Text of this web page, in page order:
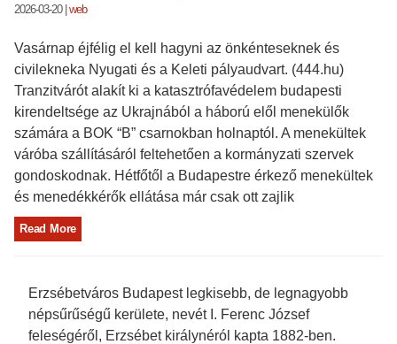
2026-03-20| web
Vasárnap éjfélig el kell hagyni az önkénteseknek és
civilekneka Nyugati és a Keleti pályaudvart. (444.hu)
Tranzitvárót alakít ki a katasztrófavédelem budapesti
kirendeltsége az Ukrajnából a háború elől menekülők
számára a BOK “B” csarnokban holnaptól. A menekültek
váróba szállításáról feltehetően a kormányzati szervek
gondoskodnak. Hétfőtől a Budapestre érkező menekültek
és menedékkérők ellátása már csak ott zajlik
Read More
Erzsébetváros Budapest legkisebb, de legnagyobb
népsűrűségű kerülete, nevét I. Ferenc József
feleségéről, Erzsébet királynéról kapta 1882-ben.